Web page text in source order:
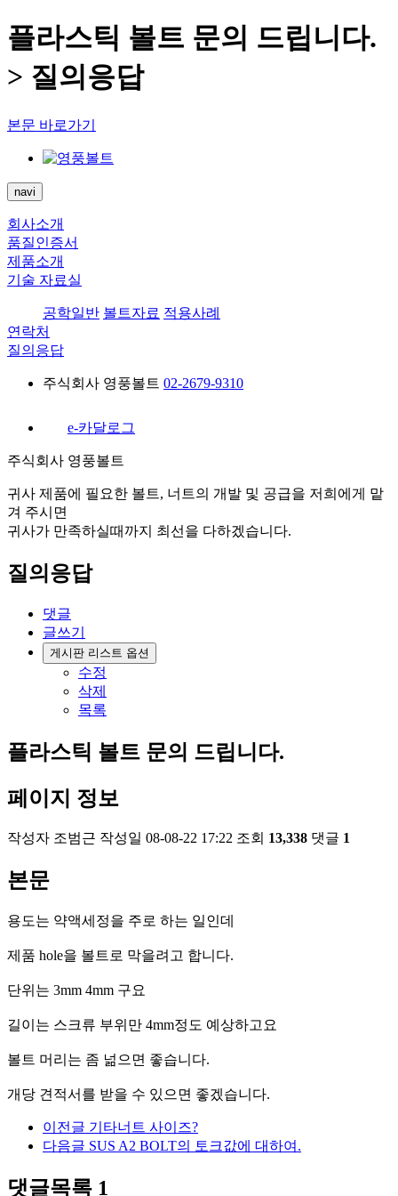
플라스틱 볼트 문의 드립니다.
> 질의응답
본문 바로가기
navi
회사소개
품질인증서
제품소개
기술 자료실
공학일반 볼트자료 적용사례
연락처
질의응답
주식회사 영풍볼트 02-2679-9310
e-카달로그
주식회사 영풍볼트
귀사 제품에 필요한 볼트, 너트의 개발 및 공급을 저희에게 맡
겨 주시면
귀사가 만족하실때까지 최선을 다하겠습니다.
질의응답
댓글
글쓰기
게시판 리스트 옵션
수정
삭제
목록
플라스틱 볼트 문의 드립니다.
페이지 정보
작성자 조범근 작성일 08-08-22 17:22 조회 13,338 댓글 1
본문
용도는 약액세정을 주로 하는 일인데
제품 hole을 볼트로 막을려고 합니다.
단위는 3mm 4mm 구요
길이는 스크류 부위만 4mm정도 예상하고요
볼트 머리는 좀 넒으면 좋습니다.
개당 견적서를 받을 수 있으면 좋겠습니다.
이전글 기타너트 사이즈?
다음글 SUS A2 BOLT의 토크값에 대하여.
댓글목록 1